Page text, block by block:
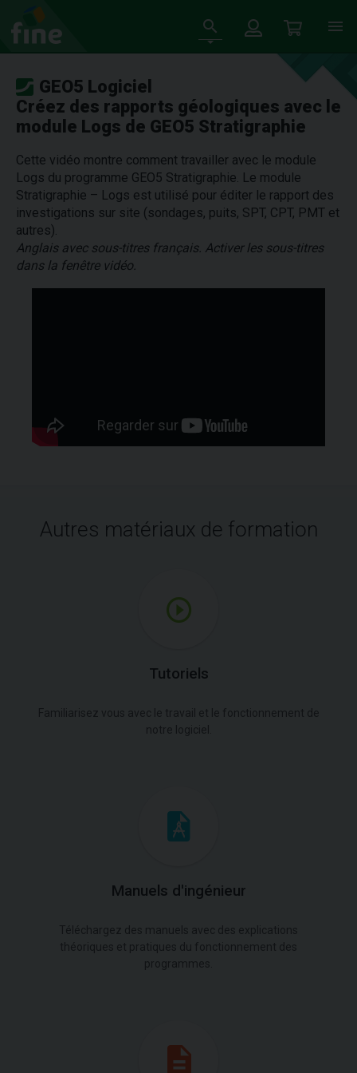
GEO5 Logiciel
Créez des rapports géologiques avec le
module Logs de GEO5 Stratigraphie
Cette vidéo montre comment travailler avec le module
Logs du programme GEO5 Stratigraphie. Le module
Stratigraphie – Logs est utilisé pour éditer le rapport des
investigations sur site (sondages, puits, SPT, CPT, PMT et
autres).
Anglais avec sous-titres français. Activer les sous-titres
dans la fenêtre vidéo.
Autres matériaux de formation
Tutoriels
Familiarisez vous avec le travail et le fonctionnement de
notre logiciel.
Manuels d'ingénieur
Téléchargez des manuels avec des explications
théoriques et pratiques du fonctionnement des
programmes.